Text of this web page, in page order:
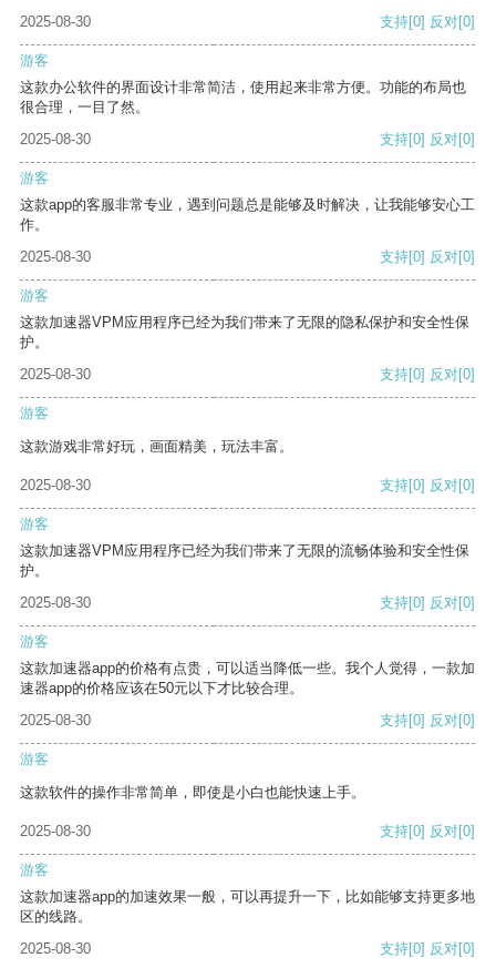
2025-08-30 支持[0] 反对[0]
游客
这款办公软件的界面设计非常简洁，使用起来非常方便。功能的布局也
很合理，一目了然。
2025-08-30
支持[0] 反对[0]
游客
这款app的客服非常专业，遇到问题总是能够及时解决，让我能够安心工
作。
2025-08-30
支持[0] 反对[0]
游客
这款加速器VPM应用程序已经为我们带来了无限的隐私保护和安全性保
护。
2025-08-30
支持[0] 反对[0]
游客
这款游戏非常好玩，画面精美，玩法丰富。
2025-08-30 支持[0] 反对[0]
游客
这款加速器VPM应用程序已经为我们带来了无限的流畅体验和安全性保
护。
2025-08-30
支持[0] 反对[0]
游客
这款加速器app的价格有点贵，可以适当降低一些。我个人觉得，一款加
速器app的价格应该在50元以下才比较合理。
2025-08-30
支持[0] 反对[0]
游客
这款软件的操作非常简单，即使是小白也能快速上手。
2025-08-30 支持[0] 反对[0]
游客
这款加速器app的加速效果一般，可以再提升一下，比如能够支持更多地
区的线路。
2025-08-30
支持[0] 反对[0]